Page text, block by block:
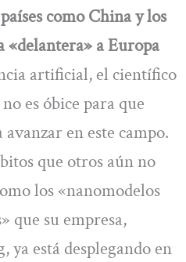
países como China y los
«delantera» a Europa
artificial, el científico
es óbice para que
en este campo.
que otros aún no
los «nanomodelos
que su empresa,
está desplegando en